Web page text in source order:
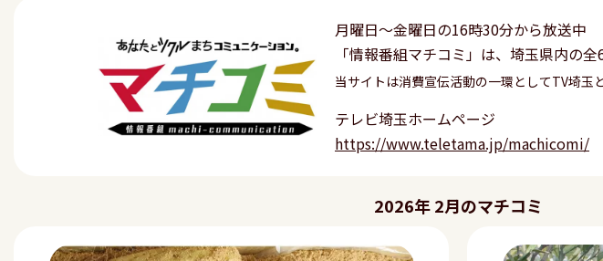
月曜日〜金曜日の16時30分から放送中
「情報番組マチコミ」は、埼玉県内の
当サイトは消費宣伝活動の一環としてTV埼玉
テレビ埼玉ホームページ
https://www.teletama.jp/machicomi/
2026年 2月のマチコミ